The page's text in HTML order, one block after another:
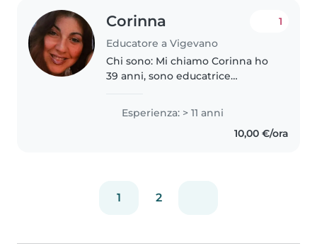
Corinna
Educatore a Vigevano
1
Chi sono: Mi chiamo Corinna ho
39 anni, sono educatrice
dell’infanzia e dell’educazione.
Ho lavorato con bambini di
Esperienza: > 11 anni
10,00 €/ora
1 2